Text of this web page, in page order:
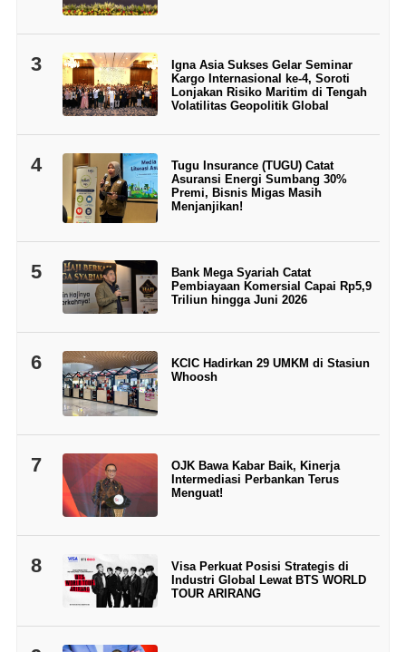
3
Igna Asia Sukses Gelar Seminar
Kargo Internasional ke-4, Soroti
Lonjakan Risiko Maritim di Tengah
Volatilitas Geopolitik Global
4
Tugu Insurance (TUGU) Catat
Asuransi Energi Sumbang 30%
Premi, Bisnis Migas Masih
Menjanjikan!
5
Bank Mega Syariah Catat
Pembiayaan Komersial Capai Rp5,9
Triliun hingga Juni 2026
6
KCIC Hadirkan 29 UMKM di Stasiun
Whoosh
7
OJK Bawa Kabar Baik, Kinerja
Intermediasi Perbankan Terus
Menguat!
8
Visa Perkuat Posisi Strategis di
Industri Global Lewat BTS WORLD
TOUR ARIRANG